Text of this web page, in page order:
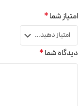
امتیاز شما*
دیدگاه شما*